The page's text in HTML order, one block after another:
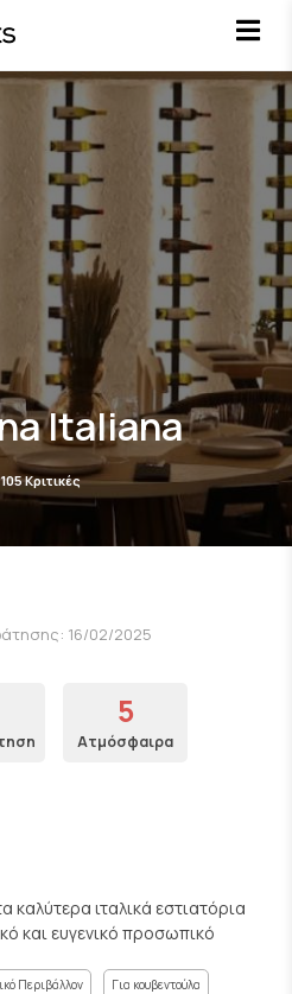
Italiana
105 Κριτικές
16/02/2025
5
Ατμόσφαιρα
ιταλικά εστιατόρια
και ευγενικό προσωπικό
Περιβάλλον Για κουβεντούλα